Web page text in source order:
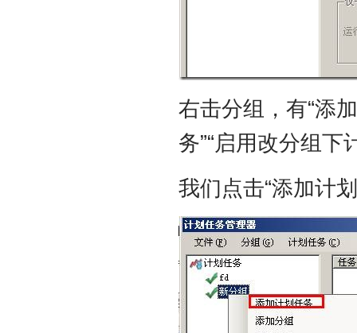
右击分组，有“添
务”“启用改分组下
我们点击“添加计